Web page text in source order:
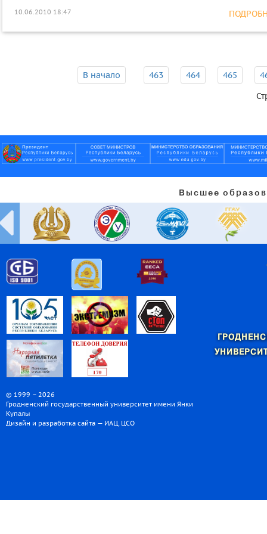
10.06.2010 18:47
В начало 463 464 465
Высшее
© 1999 – 2026
Гродненский государственный университет имени Янки
Купалы
Дизайн и разработка сайта — ИАЦ, ЦСО